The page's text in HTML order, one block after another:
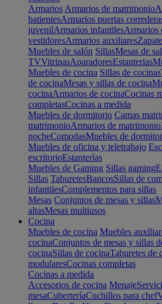
Armarios Armarios de matrimonio
batientesArmarios puertas
juvenilArmarios infantilesArmarios
vestidoresArmarios auxiliares
Muebles de salón SillasMesas de
TVVitrinasAparadoresEstanterias
Muebles de cocina Sillas de cocinas
de cocinaMesas y sillas de cocina
cocinaArmarios de cocinaCocinas
completasCocinas a medida
Muebles de dormitorio Camas
matrimonioArmarios de matrimonio
nocheComodasMuebles de
Muebles de oficina y teletrabajo
escritorioEstanterías
Muebles de Gaming Sillas gaming
Sillas TaburetesBancosSillas de
infantilesComplementos para sillas
Mesas Conjuntos de mesas y sillas
altasMesas multiusos
Cocina
Muebles de cocina Muebles
cocinaConjuntos de mesas y sillas
cocinaSillas de cocinaTaburetes de
modularesCocinas completas
Cocinas a medida
Accesorios de cocina Menaje
mesaCuberteríaCuchillos para chef